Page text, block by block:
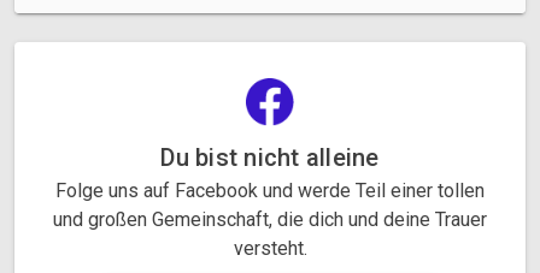
Du bist nicht alleine
Folge uns auf Facebook und werde Teil einer tollen
und großen Gemeinschaft, die dich und deine Trauer
versteht.